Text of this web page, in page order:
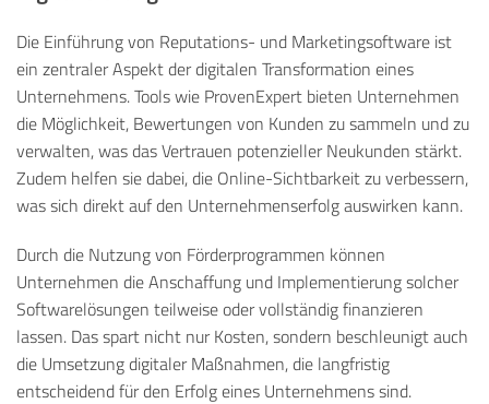
Die Einführung von Reputations- und Marketingsoftware ist
ein zentraler Aspekt der digitalen Transformation eines
Unternehmens. Tools wie ProvenExpert bieten Unternehmen
die Möglichkeit, Bewertungen von Kunden zu sammeln und zu
verwalten, was das Vertrauen potenzieller Neukunden stärkt.
Zudem helfen sie dabei, die Online-Sichtbarkeit zu verbessern,
was sich direkt auf den Unternehmenserfolg auswirken kann.
Durch die Nutzung von Förderprogrammen können
Unternehmen die Anschaffung und Implementierung solcher
Softwarelösungen teilweise oder vollständig finanzieren
lassen. Das spart nicht nur Kosten, sondern beschleunigt auch
die Umsetzung digitaler Maßnahmen, die langfristig
entscheidend für den Erfolg eines Unternehmens sind.